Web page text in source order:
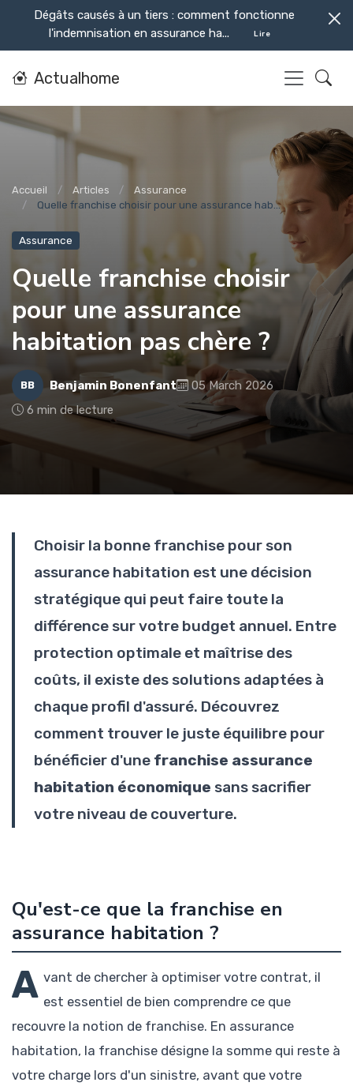
Dégâts causés à un tiers : comment fonctionne
l'indemnisation en assurance ha...
Lire
Actualhome
Accueil Articles
Assurance
Quelle franchise choisir pour une assurance hab...
Assurance
Quelle franchise choisir
pour une assurance
habitation pas chère ?
BB Benjamin Bonenfant
05 March 2026
6 min de lecture
Choisir la bonne franchise pour son
assurance habitation est une décision
stratégique qui peut faire toute la
différence sur votre budget annuel. Entre
protection optimale et maîtrise des
coûts, il existe des solutions adaptées à
chaque profil d'assuré. Découvrez
comment trouver le juste équilibre pour
bénéficier d'une franchise assurance
habitation économique sans sacrifier
votre niveau de couverture.
Qu'est-ce que la franchise en
assurance habitation ?
A vant de chercher à optimiser votre contrat, il
est essentiel de bien comprendre ce que
recouvre la notion de franchise. En assurance
habitation, la franchise désigne la somme qui reste à
votre charge lors d'un sinistre, avant que votre